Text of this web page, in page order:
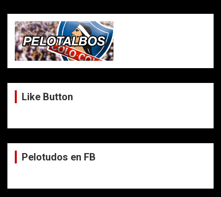
Like Button
Pelotudos en FB